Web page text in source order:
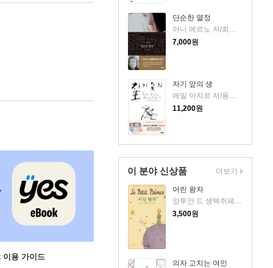
단순한 열정
아니 에르노 저/최정수 역
7,000원
자기 앞의 생
에밀 아자르 저/용경식 역
11,200원
이 분야 신상품
어린 왕자
앙투안 드 생텍쥐페리 저/김설아 역
3,500원
의자 고치는 여인
더보기
용 가이드